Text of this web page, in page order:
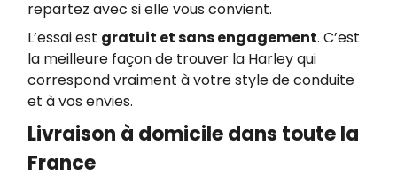
repartez avec si elle vous convient.
L’essai est gratuit et sans engagement. C’est
la meilleure façon de trouver la Harley qui
correspond vraiment à votre style de conduite
et à vos envies.
Livraison à domicile dans toute la
France